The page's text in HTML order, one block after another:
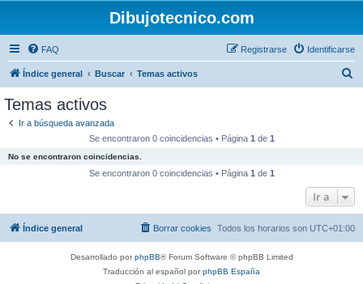
Dibujotecnico.com
FAQ Identificarse
Registrarse
Índice general Buscar Temas activos
Temas activos
Ir a búsqueda avanzada
Se encontraron 0 coincidencias • Página 1 de 1
No se encontraron coincidencias.
Se encontraron 0 coincidencias • Página 1 de 1
Ir a
Índice general Todos los horarios son UTC+01:00
Borrar cookies
Desarrollado porphpBB® Forum Software © phpBB Limited
Traducción al español porphpBB España